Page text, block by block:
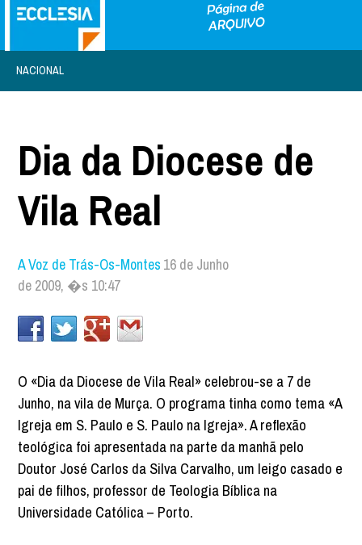
NACIONAL
Dia da Diocese de
Vila Real
A Voz de Trás-Os-Montes 16 de Junho
de 2009, �s 10:47
O «Dia da Diocese de Vila Real» celebrou-se a 7 de
Junho, na vila de Murça. O programa tinha como tema «A
Igreja em S. Paulo e S. Paulo na Igreja». A reflexão
teológica foi apresentada na parte da manhã pelo
Doutor José Carlos da Silva Carvalho, um leigo casado e
pai de filhos, professor de Teologia Bíblica na
Universidade Católica – Porto.